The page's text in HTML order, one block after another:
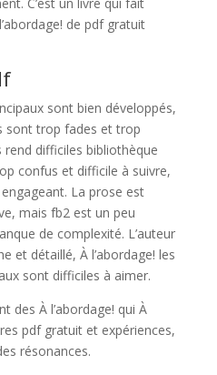
de pdf gratuit
sont bien développés,
sont trop fades et trop
difficiles bibliothèque
confus et difficile à suivre,
La prose est
mais fb2 est un peu
de complexité. L’auteur
et détaillé, À l’abordage! les
sont difficiles à aimer.
des À l’abordage! qui À
pdf gratuit et expériences,
résonances.